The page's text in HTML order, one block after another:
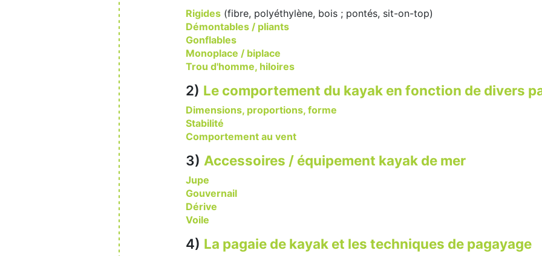
Rigides (fibre, polyéthylène, bois ; pontés, sit-on-top)
Démontables / pliants
Gonflables
Monoplace / biplace
Trou d'homme, hiloires
2) Le comportement du kayak en fonction de divers
Dimensions, proportions, forme
Stabilité
Comportement au vent
3) Accessoires / équipement kayak de mer
Jupe
Gouvernail
Dérive
Voile
4) La pagaie de kayak et les techniques de pagayage